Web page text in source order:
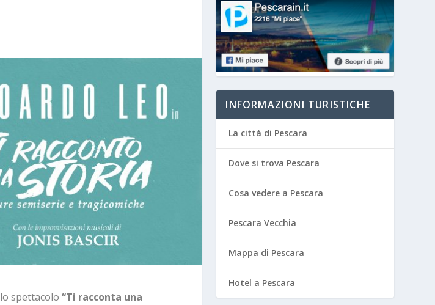
lo spettacolo“Ti racconta una
INFORMAZIONI TURISTICHE
La città di Pescara
Dove si trova Pescara
Cosa vedere a Pescara
Pescara Vecchia
Mappa di Pescara
Hotel a Pescara